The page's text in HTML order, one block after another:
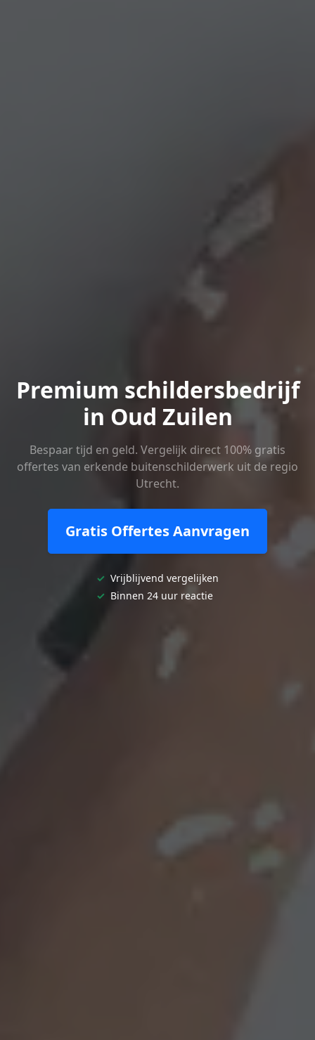
Premium schildersbedrijf
in Oud Zuilen
Bespaar tijd en geld. Vergelijk direct 100% gratis
offertes van erkende buitenschilderwerk uit de regio
Utrecht.
Gratis Offertes Aanvragen
✓ Vrijblijvend vergelijken
✓ Binnen 24 uur reactie